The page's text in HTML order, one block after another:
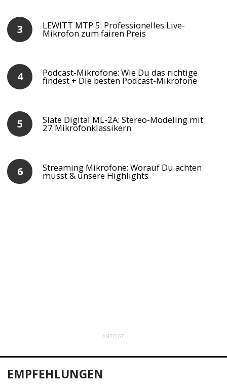
LEWITT MTP 5: Professionelles Live-
Mikrofon zum fairen Preis
Podcast-Mikrofone: Wie Du das richtige
findest + Die besten Podcast-Mikrofone
Slate Digital ML-2A: Stereo-Modeling mit
27 Mikrofonklassikern
Streaming Mikrofone: Worauf Du achten
musst & unsere Highlights
ANZEIGE
EMPFEHLUNGEN